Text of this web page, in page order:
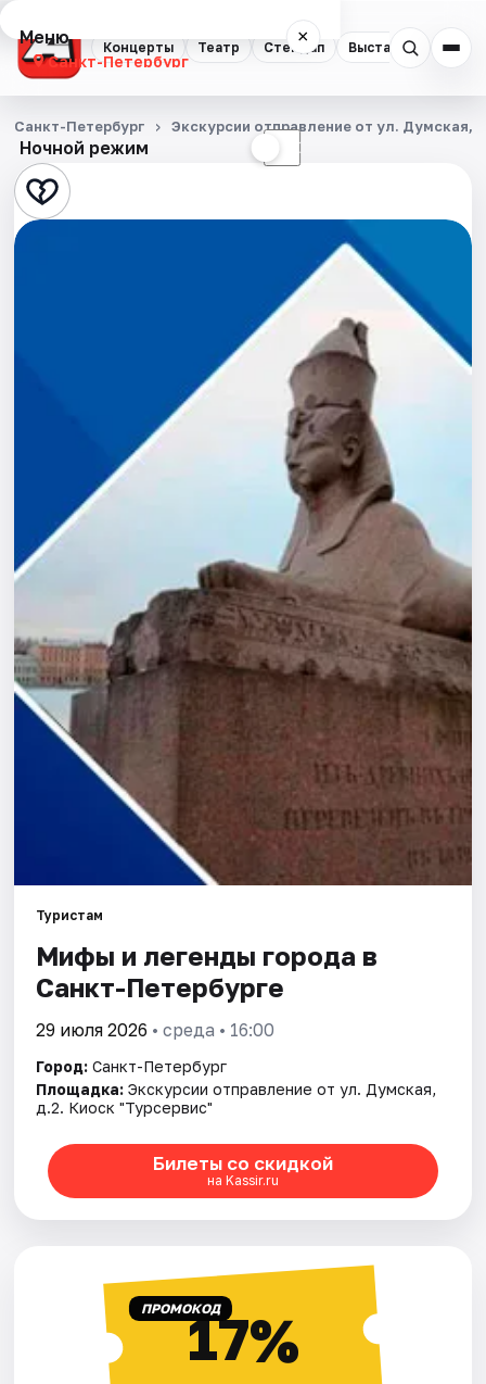
Концерты Театр Стендап Выставки
Меню ×
Санкт-Петербург
Концерты
Театр
Стендап
Города
Артисты
Рейтинги
Ночной режим ☾
Санкт-Петербург Экскурсии отправление от ул. Думская,
Туристам
Мифы и легенды города в
Санкт-Петербурге
29 июля 2026 • среда • 16:00
Город: Санкт-Петербург
Площадка: Экскурсии отправление от ул. Думская,
д.2. Киоск "Турсервис"
Билеты со скидкой
на Kassir.ru
ПРОМОКОД17%